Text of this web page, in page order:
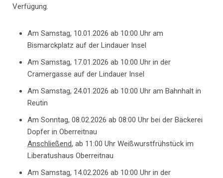
Verfügung.
Am Samstag, 10.01.2026 ab 10:00 Uhr am
Bismarckplatz auf der Lindauer Insel
Am Samstag, 17.01.2026 ab 10:00 Uhr in der
Cramergasse auf der Lindauer Insel
Am Samstag, 24.01.2026 ab 10:00 Uhr am Bahnhalt in
Reutin
Am Sonntag, 08.02.2026 ab 08:00 Uhr bei der Bäckerei
Dopfer in Oberreitnau
Anschließend, ab 11:00 Uhr Weißwurstfrühstück im
Liberatushaus Oberreitnau
Am Samstag, 14.02.2026 ab 10:00 Uhr in der